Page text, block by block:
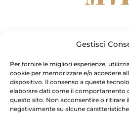
Gestisci
Per fornire le migliori esperienze,
cookie per memorizzare e/o accedere
dispositivo. Il consenso a queste
elaborare dati come il comportamento
questo sito. Non acconsentire o ritirare
negativamente su alcune
F
a
c
e
b
o
o
T
w
i
t
t
e
r
I
n
s
t
a
g
r
Copyright © [current_year] –
diritti